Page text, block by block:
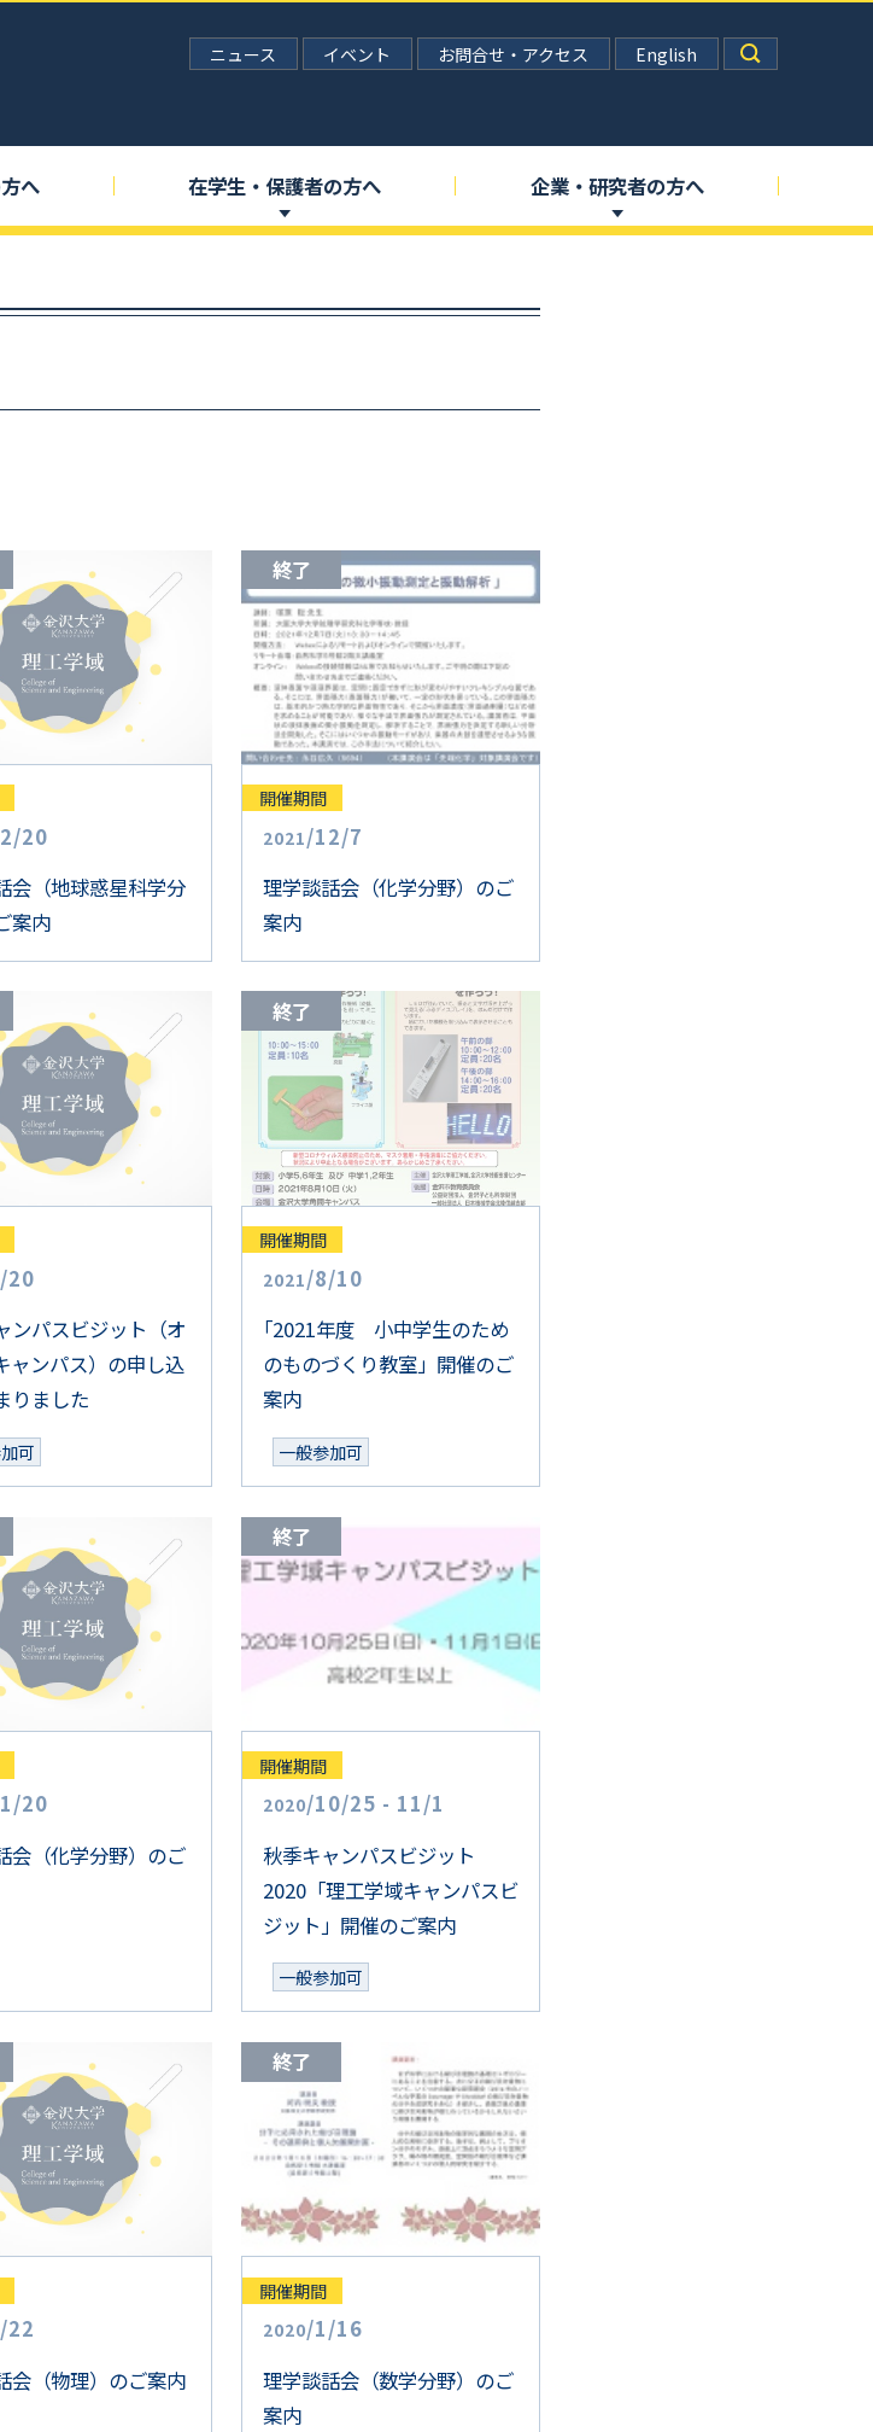
ニュース イベント お問合せ・アクセス English
方へ 在学生 ・保護者の方へ 企業・ 研究者の方へ
/20
会（地球惑星科学分
案内
終了
開催期間
2021/12/7
理学談話会（化学分野）のご
案内
/20
ンパスビジット（オ
ャンパス）の申し込
りました
可
終了
開催期間
2021/8/10
「2021年度 小中学生のため
のものづくり教室」開催のご
案内
一般参加可
/20
会（化学分野）のご
終了
開催期間
2020/10/25 - 11/1
秋季キャンパスビジット
2020「理工学域キャンパスビ
ジット」開催のご案内
一般参加可
/22
会（物理）のご案内
終了
開催期間
2020/1/16
理学談話会（数学分野）のご
案内